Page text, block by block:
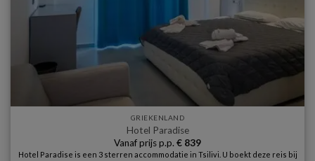
GRIEKENLAND
Hotel Paradise
Vanaf prijs p.p. € 839
Hotel Paradise is een 3 sterren accommodatie in Tsilivi. U boekt deze reis bij